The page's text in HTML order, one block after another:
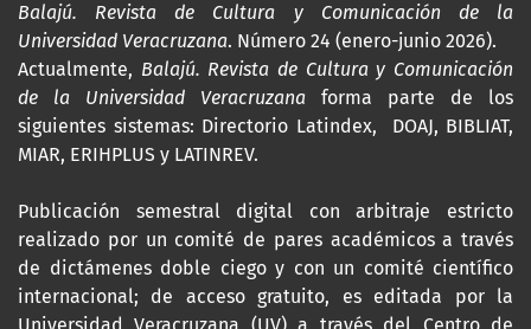
Balajú. Revista de Cultura y Comunicación de la
Universidad Veracruzana. Número 24 (enero-junio 2026).
Actualmente, Balajú. Revista de Cultura y Comunicación
de la Universidad Veracruzana forma parte de los
siguientes sistemas: Directorio Latindex, DOAJ, BIBLIAT,
MIAR, ERIHPLUS y LATINREV.
Publicación semestral digital con arbitraje estricto
realizado por un comité de pares académicos a través
de dictámenes doble ciego y con un comité científico
internacional; de acceso gratuito, es editada por la